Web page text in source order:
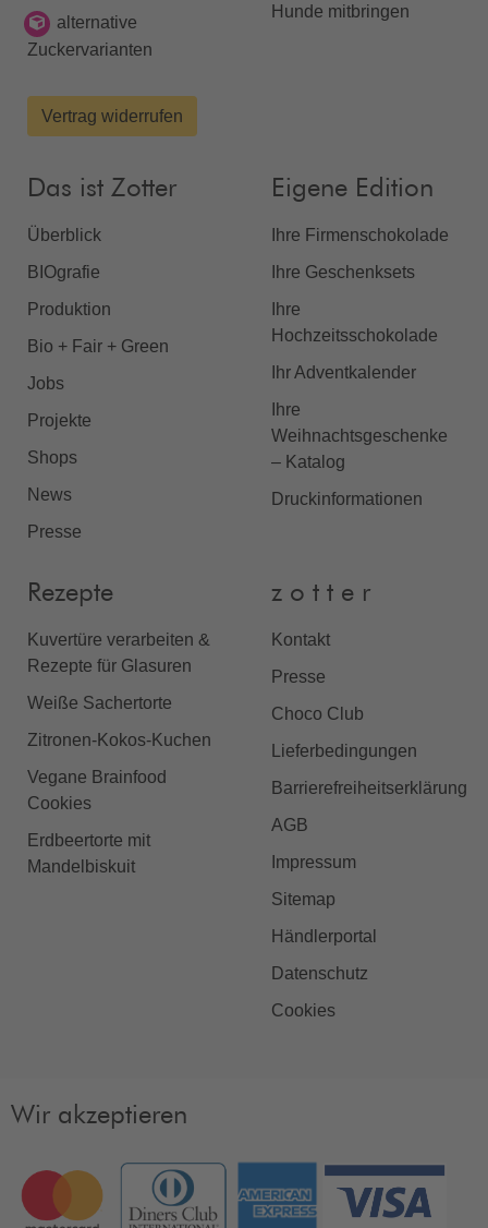
alternative
Zuckervarianten
Vertrag widerrufen
Hunde mitbringen
Das ist Zotter
Überblick
BIOgrafie
Produktion
Bio + Fair + Green
Jobs
Projekte
Shops
News
Presse
Eigene Edition
Ihre Firmenschokolade
Ihre Geschenksets
Ihre
Hochzeitsschokolade
Ihr Adventkalender
Ihre
Weihnachtsgeschenke
– Katalog
Druckinformationen
Rezepte
Kuvertüre verarbeiten &
Rezepte für Glasuren
Weiße Sachertorte
Zitronen-Kokos-Kuchen
Vegane Brainfood
Cookies
Erdbeertorte mit
Mandelbiskuit
z o t t e r
Kontakt
Presse
Choco Club
Lieferbedingungen
Barrierefreiheitserklärung
AGB
Impressum
Sitemap
Händlerportal
Datenschutz
Cookies
Wir akzeptieren